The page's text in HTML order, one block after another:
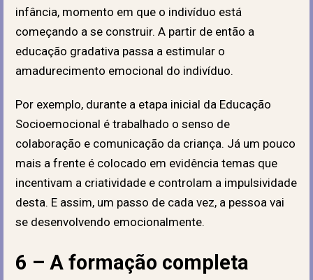
infância, momento em que o indivíduo está
começando a se construir. A partir de então a
educação gradativa passa a estimular o
amadurecimento emocional do indivíduo.
Por exemplo, durante a etapa inicial da Educação
Socioemocional é trabalhado o senso de
colaboração e comunicação da criança. Já um pouco
mais a frente é colocado em evidência temas que
incentivam a criatividade e controlam a impulsividade
desta. E assim, um passo de cada vez, a pessoa vai
se desenvolvendo emocionalmente.
6 – A formação completa